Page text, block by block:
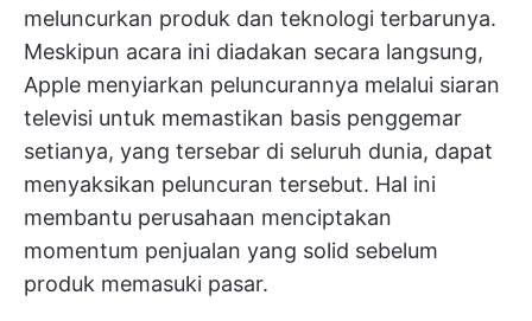
meluncurkan produk dan teknologi terbarunya.
Meskipun acara ini diadakan secara langsung,
Apple menyiarkan peluncurannya melalui siaran
televisi untuk memastikan basis penggemar
setianya, yang tersebar di seluruh dunia, dapat
menyaksikan peluncuran tersebut. Hal ini
membantu perusahaan menciptakan
momentum penjualan yang solid sebelum
produk memasuki pasar.